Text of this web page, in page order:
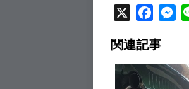
c
e
b
M
s
e
関連記事